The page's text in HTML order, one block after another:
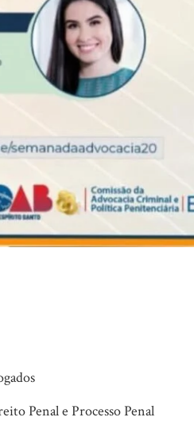
Penal e Processo Penal